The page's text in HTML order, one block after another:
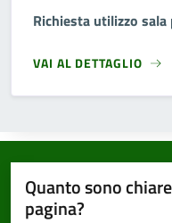
Richiesta utilizzo
VAI AL DETTAGLIO
Quanto sono
pagina?